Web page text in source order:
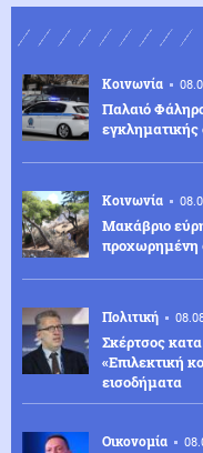
Κοινωνία
Παλαιό
εγκληματικής
Κοινωνία
Μακάβριο
προχωρημένη
Πολιτική
Σκέρτσος
«Επιλεκτική
εισοδήματα
Οικονομία